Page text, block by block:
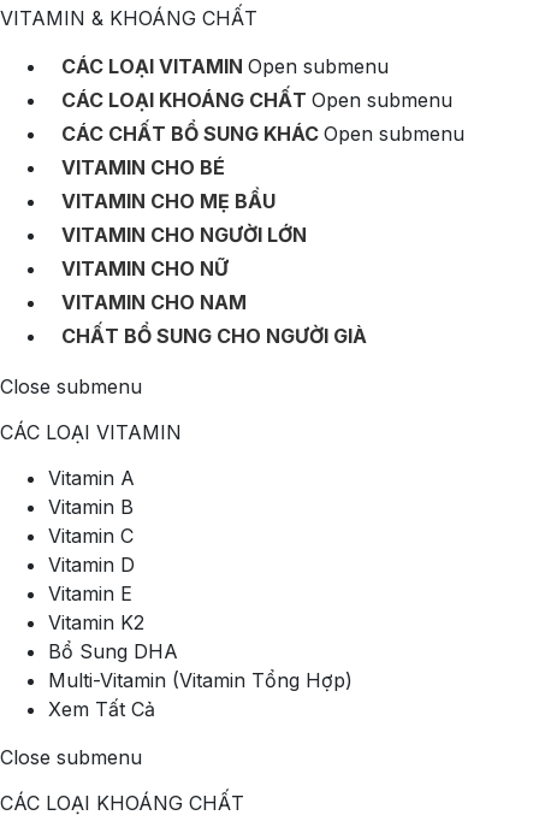
VITAMIN & KHOÁNG CHẤT
CÁC LOẠI VITAMIN Open submenu
CÁC LOẠI KHOÁNG CHẤT Open submenu
CÁC CHẤT BỔ SUNG KHÁC Open submenu
VITAMIN CHO BÉ
VITAMIN CHO MẸ BẦU
VITAMIN CHO NGƯỜI LỚN
VITAMIN CHO NỮ
VITAMIN CHO NAM
CHẤT BỔ SUNG CHO NGƯỜI GIÀ
Close submenu
CÁC LOẠI VITAMIN
Vitamin A
Vitamin B
Vitamin C
Vitamin D
Vitamin E
Vitamin K2
Bổ Sung DHA
Multi-Vitamin (Vitamin Tổng Hợp)
Xem Tất Cả
Close submenu
CÁC LOẠI KHOÁNG CHẤT